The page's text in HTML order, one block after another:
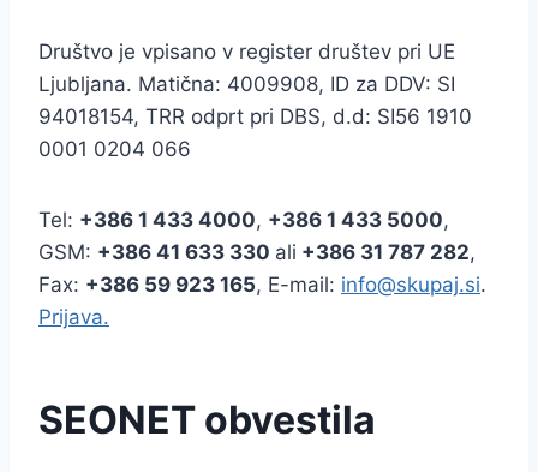
Društvo je vpisano v register društev pri UE
Ljubljana. Matična: 4009908, ID za DDV: SI
94018154, TRR odprt pri DBS, d.d: SI56 1910
0001 0204 066
Tel: +386 1 433 4000, +386 1 433 5000,
GSM: +386 41 633 330 ali +386 31 787 282,
Fax: +386 59 923 165, E-mail: info@skupaj.si.
Prijava.
SEONET obvestila